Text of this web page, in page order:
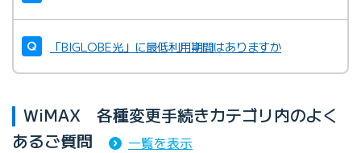
「BIGLOBE光」に最低利用期間はありますか
WiMAX 各種変更手続きカテゴリ内のよく
あるご質問
一覧を表示